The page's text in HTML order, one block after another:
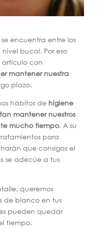
encuentra entre los
bucal. Por eso
artículo con
mantener nuestra
plazo.
hábitos de higiene
mantener nuestros
mucho tiempo. A su
para
que consigas el
se adecúe a tus
queremos
de blanco en tus
pueden quedar
tiempo.